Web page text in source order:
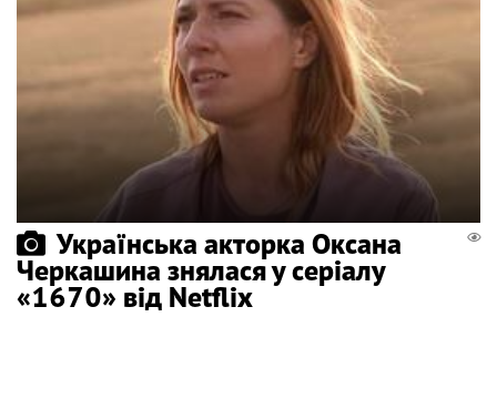
Українська акторка Оксана
Черкашина знялася у серіалу
«1670» від Netflix